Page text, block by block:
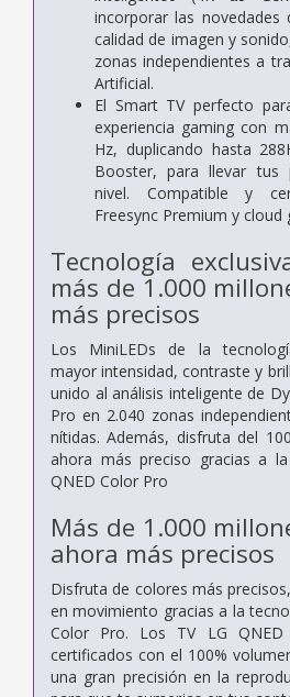
incorporar las novedades
calidad de imagen y
zonas independientes a
Artificial.
El Smart TV perfecto
experiencia gaming con
Hz, duplicando hasta
Booster, para llevar tus
nivel. Compatible y
Freesync Premium y cloud
Tecnología
más de 1.000
más precisos
Los MiniLEDs de la
mayor intensidad, contraste y
unido al análisis inteligente de
Pro en 2.040 zonas
nítidas. Además, disfruta del
ahora más preciso gracias a
QNED Color Pro
Más de 1.000
ahora más precisos
Disfruta de colores más
en movimiento gracias a la
Color Pro. Los TV LG QNED
certificados con el 100%
una gran precisión en la